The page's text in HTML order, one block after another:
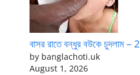
বাসর রাতে বন্ধুর বউকে চুদলাম – 2
by banglachoti.uk
August 1, 2026